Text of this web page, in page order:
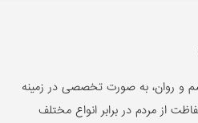
و روان، به صورت تخصصی در زمینه
از مردم در برابر انواع مختلف